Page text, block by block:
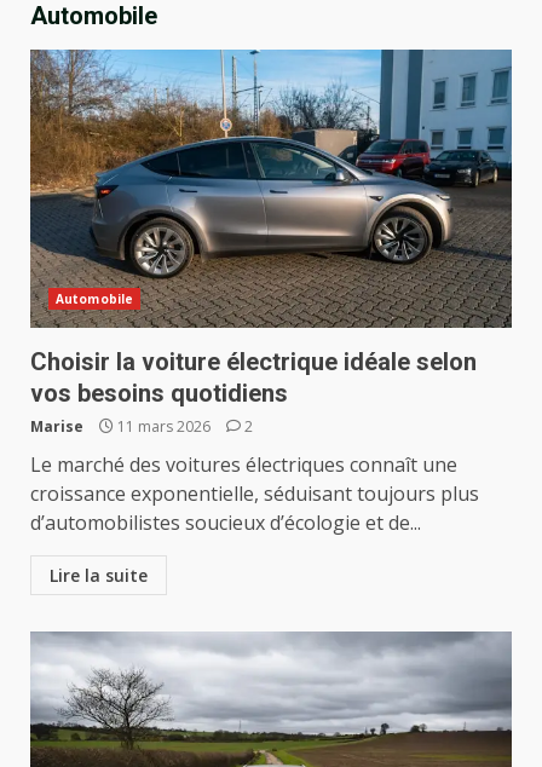
Automobile
Automobile
Choisir la voiture électrique idéale selon
vos besoins quotidiens
Marise 11 mars 2026 2
Le marché des voitures électriques connaît une
croissance exponentielle, séduisant toujours plus
d’automobilistes soucieux d’écologie et de...
Lire la suite